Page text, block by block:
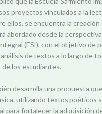
proyectos vinculados a la
ellos, se encuentra la creación
abordado desde la perspectiva
(ESI), con el objetivo de
de textos a lo largo de
los estudiantes.
desarrolla una propuesta
utilizando textos poéticos
para fortalecer la adquisición